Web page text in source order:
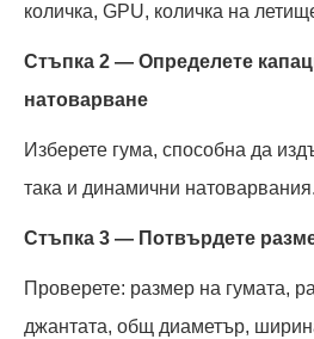
количка, GPU, количка на
Стъпка 2 — Определете
натоварване
Изберете гума, способна да
така и динамични натоварвания.
Стъпка 3 — Потвърдете
Проверете: размер на гумата,
джантата, общ диаметър,